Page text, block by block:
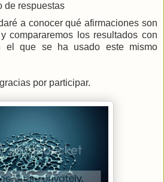
de respuestas
a conocer qué afirmaciones son
compararemos los resultados con
el que se ha usado este mismo
por participar.